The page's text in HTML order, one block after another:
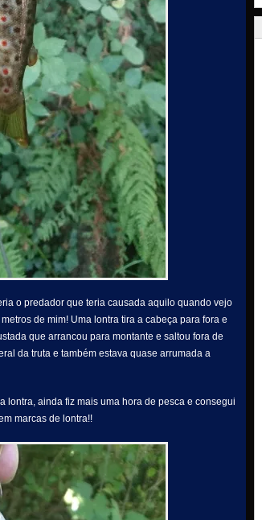
o predador que teria causada aquilo quando vejo
de mim! Uma lontra tira a cabeça para fora e
que arrancou para montante e saltou fora de
da truta e também estava quase arrumada a
lontra, ainda fiz mais uma hora de pesca e consegui
marcas de lontra!!